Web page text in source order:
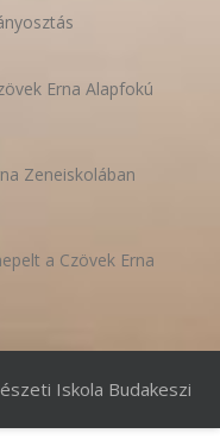
Erna Alapfokú
Zeneiskolában
a Czövek Erna
Iskola Budakeszi